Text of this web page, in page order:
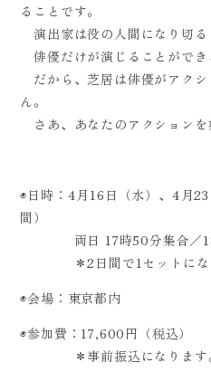
ることです。
演出家は役の人間になり切る
俳優だけが演じることができ
だから、芝居は俳優がアク
ん。
さあ、あなたのアクションを
◉日時：4月16日（水）、4月
間）
両日 17時50分集合／18
＊2日間で1セットになり
◉会場：東京都内
◉参加費：17,600円（税込）
＊事前振込になります